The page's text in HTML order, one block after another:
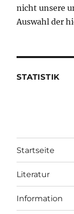
nicht unsere
Auswahl der
STATISTIK
Startseite
Literatur
Information